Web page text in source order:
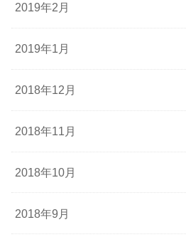
2019年2月
2019年1月
2018年12月
2018年11月
2018年10月
2018年9月